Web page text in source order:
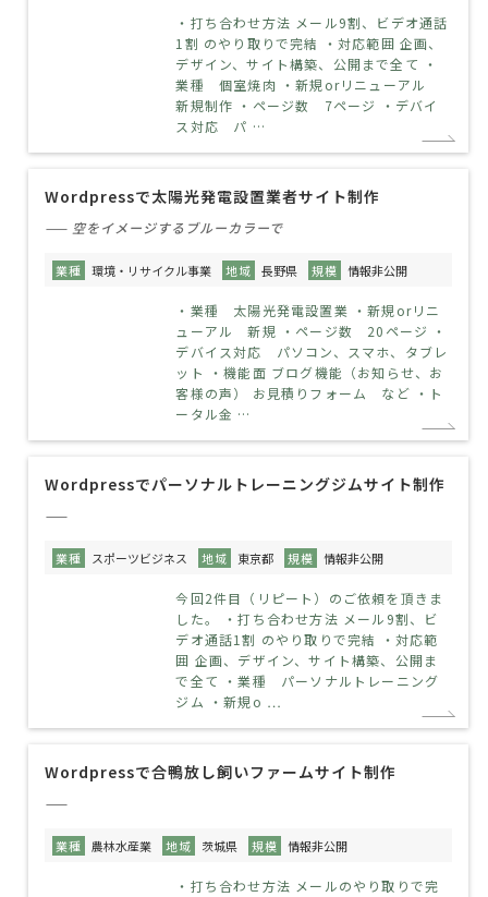
・打ち合わせ方法 メール9割、ビデオ通話
1割 のやり取りで完結 ・対応範囲 企画、
デザイン、サイト構築、公開まで全て ・
業種 個室焼肉 ・新規orリニューアル
新規制作 ・ページ数 7ページ ・デバイ
ス対応 パ …
Wordpressで太陽光発電設置業者サイト制作
—— 空をイメージするブルーカラーで
業種 環境・リサイクル事業 地域 長野県 規模 情報非公開
・業種 太陽光発電設置業 ・新規orリニ
ューアル 新規 ・ページ数 20ページ ・
デバイス対応 パソコン、スマホ、タブレ
ット ・機能面 ブログ機能（お知らせ、お
客様の声） お見積りフォーム など ・ト
ータル金 …
Wordpressでパーソナルトレーニングジムサイト制作
——
業種 スポーツビジネス 地域 東京都 規模 情報非公開
今回2件目（リピート）のご依頼を頂きま
した。 ・打ち合わせ方法 メール9割、ビ
デオ通話1割 のやり取りで完結 ・対応範
囲 企画、デザイン、サイト構築、公開ま
で全て ・業種 パーソナルトレーニング
ジム ・新規o …
Wordpressで合鴨放し飼いファームサイト制作
——
業種 農林水産業 地域 茨城県 規模 情報非公開
・打ち合わせ方法 メールのやり取りで完